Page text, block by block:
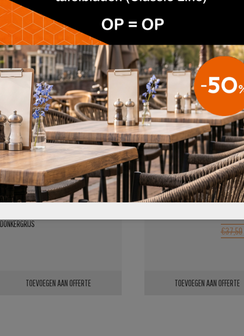
DONKERGRIJS
TOEVOEGEN AAN OFFERTE
AANBIEDING!
€37,50
TOEVOEGEN AAN OFFERTE